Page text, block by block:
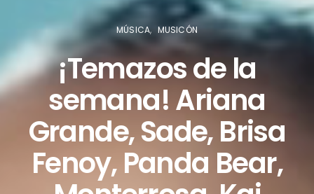
MÚSICA MUSICÓN
¡Temazos de la
semana! Ariana
Grande, Sade, Brisa
Fenoy, Panda Bear,